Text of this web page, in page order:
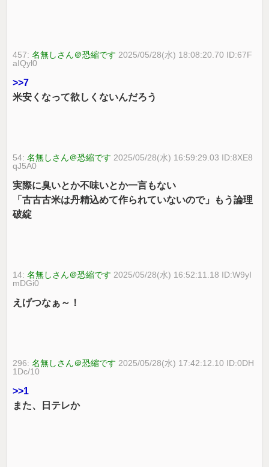
457:名無しさん＠恐縮です 2025/05/28(水) 18:08:20.70 ID:67F
aIQyl0
>>7
米安くなって欲しくないんだろう
54:名無しさん＠恐縮です 2025/05/28(水) 16:59:29.03 ID:8XE8
qJ5A0
実際に臭いとか不味いとか一言もない
「古古古米は丹精込めて作られていないので」もう論理
破綻
14:名無しさん＠恐縮です 2025/05/28(水) 16:52:11.18 ID:W9yI
mDGi0
えげつなぁ～！
296:名無しさん＠恐縮です 2025/05/28(水) 17:42:12.10 ID:0DH
1Dc/10
>>1
また、日テレか